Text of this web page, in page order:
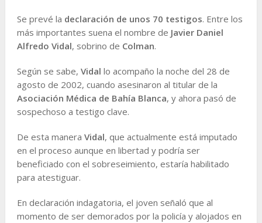
Se prevé la declaración de unos 70 testigos. Entre los
más importantes suena el nombre de Javier Daniel
Alfredo Vidal, sobrino de Colman.
Según se sabe, Vidal lo acompaño la noche del 28 de
agosto de 2002, cuando asesinaron al titular de la
Asociación Médica de Bahía Blanca, y ahora pasó de
sospechoso a testigo clave.
De esta manera Vidal, que actualmente está imputado
en el proceso aunque en libertad y podría ser
beneficiado con el sobreseimiento, estaría habilitado
para atestiguar.
En declaración indagatoria, el joven señaló que al
momento de ser demorados por la policía y alojados en